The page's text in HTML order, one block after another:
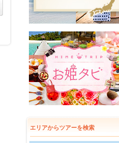
エリアからツアーを検索